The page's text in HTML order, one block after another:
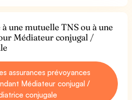
une mutuelle TNS ou à une
Médiateur conjugal /
assurances prévoyances
Médiateur conjugal /
conjugale